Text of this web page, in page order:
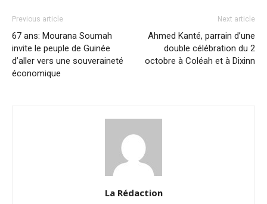
Previous article
67 ans: Mourana Soumah
invite le peuple de Guinée
d’aller vers une souveraineté
économique
Next article
Ahmed Kanté, parrain d’une
double célébration du 2
octobre à Coléah et à Dixinn
La Rédaction